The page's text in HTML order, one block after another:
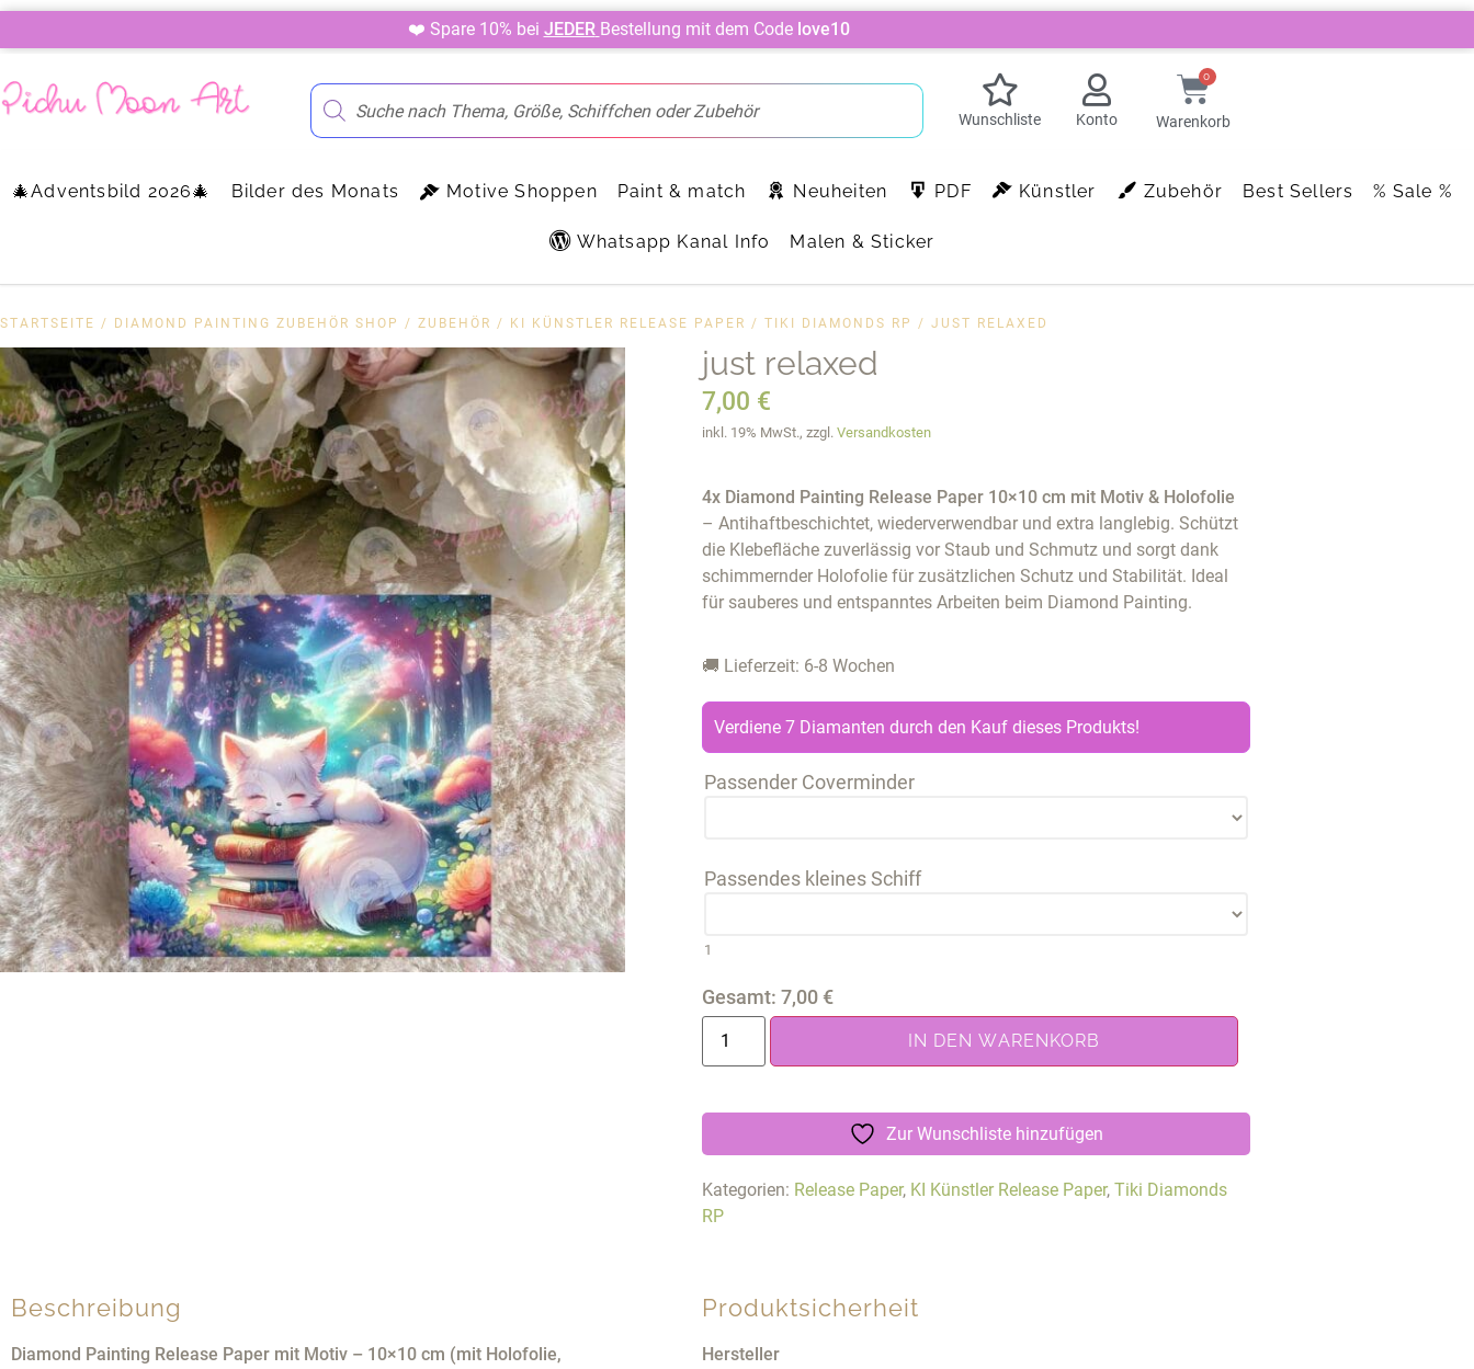
❤️ Spare 10% bei JEDER Bestellung mit dem Code love10
Wunschliste Konto
0
Warenkorb
🎄Adventsbild 2026🎄 Bilder des Monats Motive Shoppen Paint & match Neuheiten PDF Künstler Zubehör Best Sellers % Sale %
Whatsapp Kanal Info Malen & Sticker
STARTSEITE / DIAMOND PAINTING ZUBEHÖR SHOP / ZUBEHÖR / KI KÜNSTLER RELEASE PAPER / TIKI DIAMONDS RP / JUST RELAXED
just relaxed
7,00 €
inkl. 19% MwSt., zzgl. Versandkosten
4x Diamond Painting Release Paper 10×10 cm mit Motiv & Holofolie
– Antihaftbeschichtet, wiederverwendbar und extra langlebig. Schützt
die Klebefläche zuverlässig vor Staub und Schmutz und sorgt dank
schimmernder Holofolie für zusätzlichen Schutz und Stabilität. Ideal
für sauberes und entspanntes Arbeiten beim Diamond Painting.
🚚 Lieferzeit: 6-8 Wochen
Verdiene 7 Diamanten durch den Kauf dieses Produkts!
Passender Coverminder
Passendes kleines Schiff
1
Gesamt: 7,00 €
IN DEN WARENKORB
Zur Wunschliste hinzufügen
Kategorien: Release Paper, KI Künstler Release Paper, Tiki Diamonds
RP
Beschreibung
Diamond Painting Release Paper mit Motiv – 10×10 cm (mit Holofolie,
Produktsicherheit
Hersteller